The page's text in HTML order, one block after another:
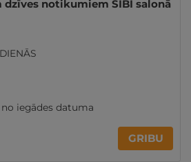
dzīves notikumiem SIBI salonā
iegādes datuma
GRIBU